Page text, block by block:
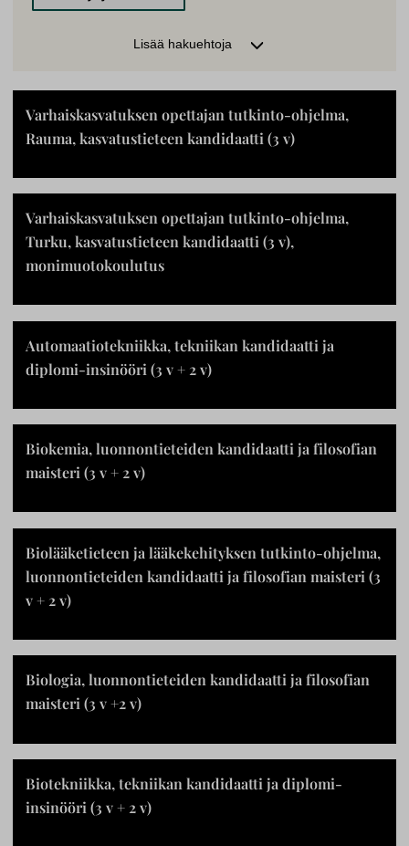
Lisää hakuehtoja
Paikkakunnasta riippumaton
OPETUSTAPA
Lähiopetus
Etä/verkko-opetus
Monimuoto-opetus
TIEDEKUNTA
OPETUSKIELI
Suomi
Englanti
Varhaiskasvatuksen opettajan tutkinto-ohjelma,
Rauma, kasvatustieteen kandidaatti (3 v)
Varhaiskasvatuksen opettajan tutkinto-ohjelma,
Turku, kasvatustieteen kandidaatti (3 v),
monimuotokoulutus
Automaatiotekniikka, tekniikan kandidaatti ja
diplomi-insinööri (3 v + 2 v)
Biokemia, luonnontieteiden kandidaatti ja filosofian
maisteri (3 v + 2 v)
Biolääketieteen ja lääkekehityksen tutkinto-ohjelma,
luonnontieteiden kandidaatti ja filosofian maisteri (3
v + 2 v)
Biologia, luonnontieteiden kandidaatti ja filosofian
maisteri (3 v +2 v)
Biotekniikka, tekniikan kandidaatti ja diplomi-
insinööri (3 v + 2 v)